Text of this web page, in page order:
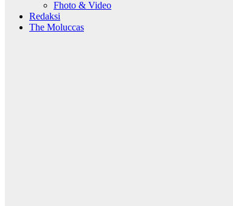
Fhoto & Video
Redaksi
The Moluccas